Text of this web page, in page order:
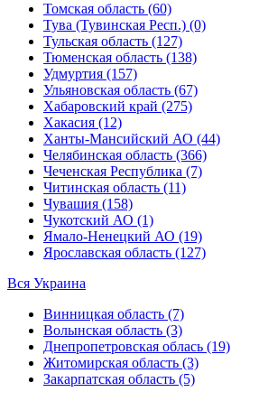
Томская область (60)
Тува (Тувинская Респ.) (0)
Тульская область (127)
Тюменская область (138)
Удмуртия (157)
Ульяновская область (67)
Хабаровский край (275)
Хакасия (12)
Ханты-Мансийский АО (44)
Челябинская область (366)
Чеченская Республика (7)
Читинская область (11)
Чувашия (158)
Чукотский АО (1)
Ямало-Ненецкий АО (19)
Ярославская область (127)
Вся Украина
Винницкая область (7)
Волынская область (3)
Днепропетровская облась (19)
Житомирская область (3)
Закарпатская область (5)